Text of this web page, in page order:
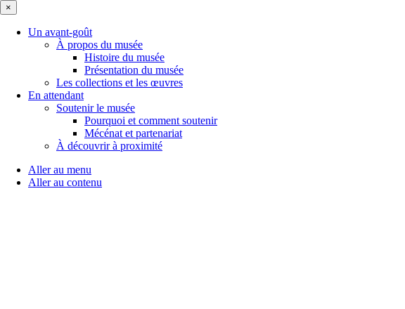
×
Un avant-goût
À propos du musée
Histoire du musée
Présentation du musée
Les collections et les œuvres
En attendant
Soutenir le musée
Pourquoi et comment soutenir
Mécénat et partenariat
À découvrir à proximité
Aller au menu
Aller au contenu